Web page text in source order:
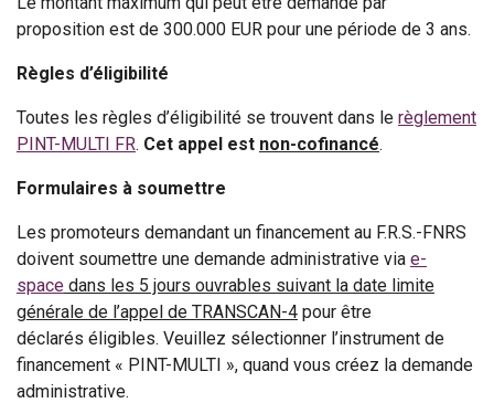
proposition est de 300.000 EUR pour une période de 3 ans.
Règles d’éligibilité
Toutes les règles d’éligibilité se trouvent dans le règlement
PINT-MULTI FR. Cet appel est non-cofinancé.
Formulaires à soumettre
Les promoteurs demandant un financement au F.R.S.-FNRS
doivent soumettre une demande administrative via e-
space dans les 5 jours ouvrables suivant la date limite
générale de l’appel de TRANSCAN-4 pour être
déclarés éligibles. Veuillez sélectionner l’instrument de
financement « PINT-MULTI », quand vous créez la demande
administrative.